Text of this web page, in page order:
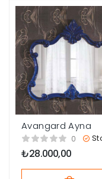
Avangard Ayna
0
₺28.000,00